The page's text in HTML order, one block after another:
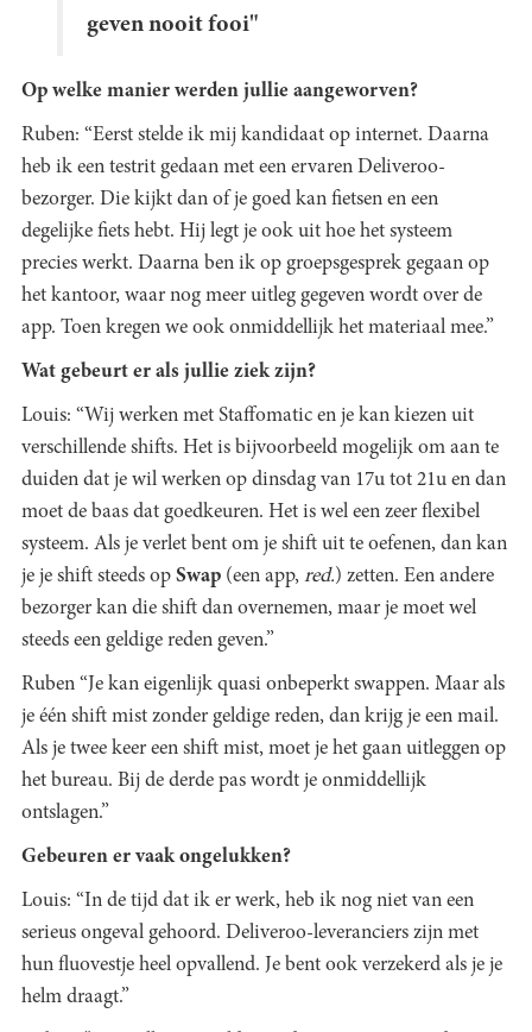
geven nooit fooi"
Op welke manier werden jullie aangeworven?
Ruben: “Eerst stelde ik mij kandidaat op internet. Daarna
heb ik een testrit gedaan met een ervaren Deliveroo-
bezorger. Die kijkt dan of je goed kan fietsen en een
degelijke fiets hebt. Hij legt je ook uit hoe het systeem
precies werkt. Daarna ben ik op groepsgesprek gegaan op
het kantoor, waar nog meer uitleg gegeven wordt over de
app. Toen kregen we ook onmiddellijk het materiaal mee.”
Wat gebeurt er als jullie ziek zijn?
Louis: “Wij werken met Staffomatic en je kan kiezen uit
verschillende shifts. Het is bijvoorbeeld mogelijk om aan te
duiden dat je wil werken op dinsdag van 17u tot 21u en dan
moet de baas dat goedkeuren. Het is wel een zeer flexibel
systeem. Als je verlet bent om je shift uit te oefenen, dan kan
je je shift steeds op Swap (een app, red.) zetten. Een andere
bezorger kan die shift dan overnemen, maar je moet wel
steeds een geldige reden geven.”
Ruben “Je kan eigenlijk quasi onbeperkt swappen. Maar als
je één shift mist zonder geldige reden, dan krijg je een mail.
Als je twee keer een shift mist, moet je het gaan uitleggen op
het bureau. Bij de derde pas wordt je onmiddellijk
ontslagen.”
Gebeuren er vaak ongelukken?
Louis: “In de tijd dat ik er werk, heb ik nog niet van een
serieus ongeval gehoord. Deliveroo-leveranciers zijn met
hun fluovestje heel opvallend. Je bent ook verzekerd als je je
helm draagt.”